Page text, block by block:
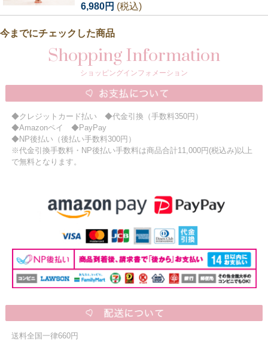
6,980円 (税込)
今までにチェックした商品
Shopping Information
ショッピングインフォメーション
◆クレジットカード払い ◆代金引換（手数料350円）
◆Amazonペイ ◆PayPay
◆NP後払い（後払い手数料300円）
※代金引換手数料・NP後払い手数料は商品合計11,000円(税込み)以上
で無料となります。
送料全国一律660円